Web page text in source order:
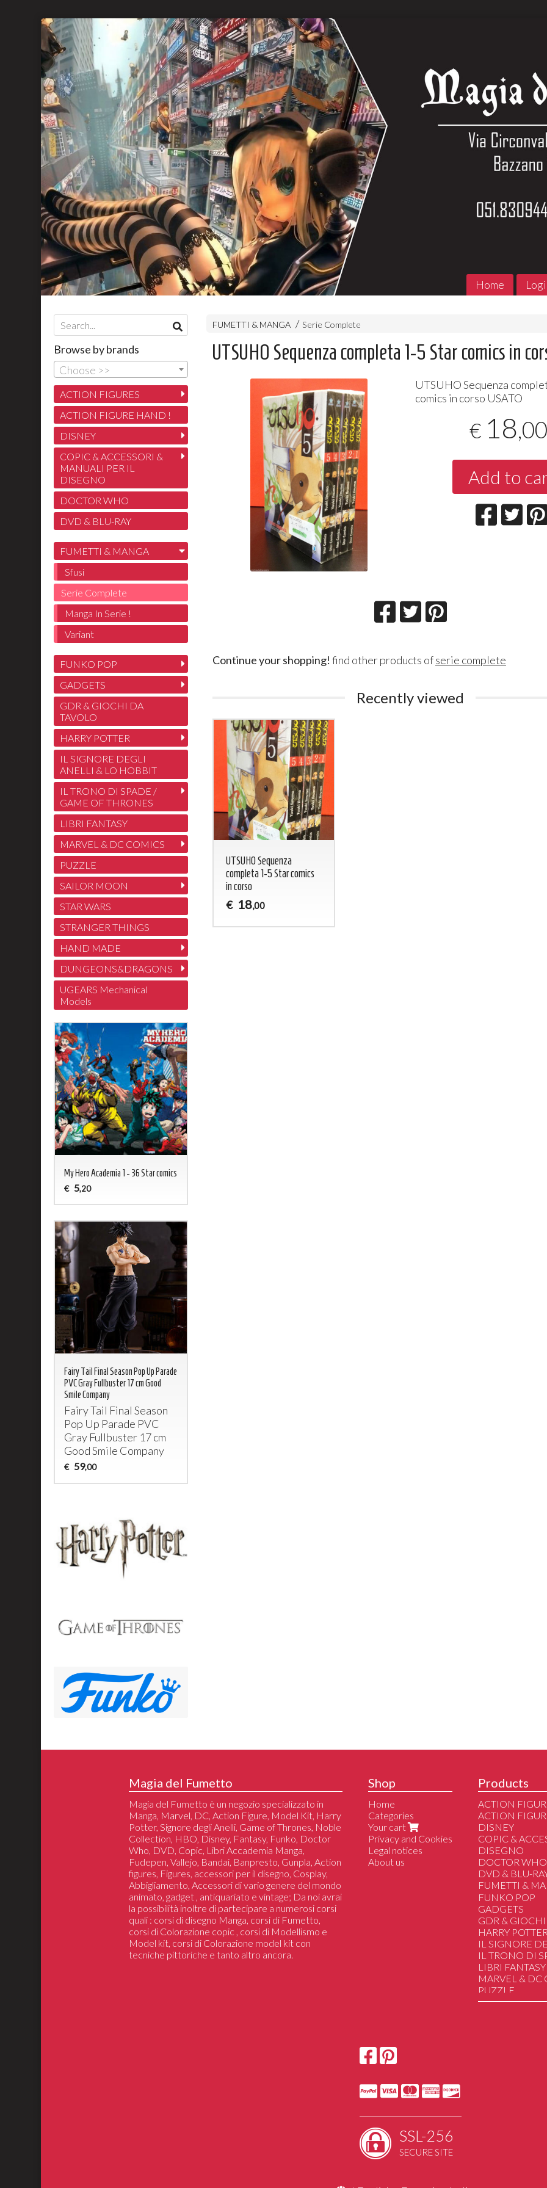
Home
FUMETTI & MANGA Serie Complete
UTSUHO Sequenza completa 1-5 Star comics in
UTSUHOSequenza
comics in corso USATO
€ 18,00
Add to
Continue your shopping! find other products ofserie complete
Recently viewed
UTSUHO Sequenza
completa 1-5 Star comics
in corso
€ 18,00
Browse by brands
Choose >>
ACTION FIGURES
ACTION FIGURE HAND !
DISNEY
COPIC & ACCESSORI &
MANUALI PER IL
DISEGNO
DOCTOR WHO
DVD & BLU-RAY
FUMETTI & MANGA
Sfusi
Serie Complete
Manga In Serie !
Variant
FUNKO POP
GADGETS
GDR & GIOCHI DA
TAVOLO
HARRY POTTER
IL SIGNORE DEGLI
ANELLI & LO HOBBIT
IL TRONO DI SPADE /
GAME OF THRONES
LIBRI FANTASY
MARVEL & DC COMICS
PUZZLE
SAILOR MOON
STAR WARS
STRANGER THINGS
HAND MADE
DUNGEONS&DRAGONS
UGEARS Mechanical
Models
My Hero Academia 1 - 36 Star comics
€ 5,20
Fairy Tail Final Season Pop Up Parade
PVC Gray Fullbuster 17 cm Good
Smile Company
Fairy Tail Final Season
Pop Up Parade PVC
Gray Fullbuster 17 cm
Good Smile Company
€ 59,00
Jpop
€ 5,90
Magia del Fumetto
Magia del Fumetto è un negozio specializzato in
Manga, Marvel, DC, Action Figure, Model Kit, Harry
Potter, Signore degli Anelli, Game of Thrones, Noble
Collection, HBO, Disney, Fantasy, Funko, Doctor
Who, DVD, Copic, Libri Accademia Manga,
Fudepen, Vallejo, Bandai, Banpresto, Gunpla, Action
figures, Figures, accessori per il disegno, Cosplay,
Abbigliamento, Accessori di vario genere del mondo
animato, gadget , antiquariato e vintage; Da noi avrai
la possibilità inoltre di partecipare a numerosi corsi
quali : corsi di disegno Manga, corsi di Fumetto,
corsi di Colorazione copic , corsi di Modellismo e
Model kit, corsi di Colorazione model kit con
tecniche pittoriche e tanto altro ancora.
Shop
Home
Categories
Your cart
Privacy and Cookies
Legal notices
About us
Products
ACTION
ACTION
DISNEY
COPIC &
DISEGNO
DOCTOR WHO
DVD & BLU-
FUMETTI &
Sfusi
Serie Complete
Manga In Serie !
Variant
FUNKO POP
GADGETS
GDR &
HARRY POTTER
IL SIGNORE
IL TRONO DI
LIBRI FANTASY
MARVEL & DC
PUZZLE
SAILOR MOON
SSL-256
SECURE SITE